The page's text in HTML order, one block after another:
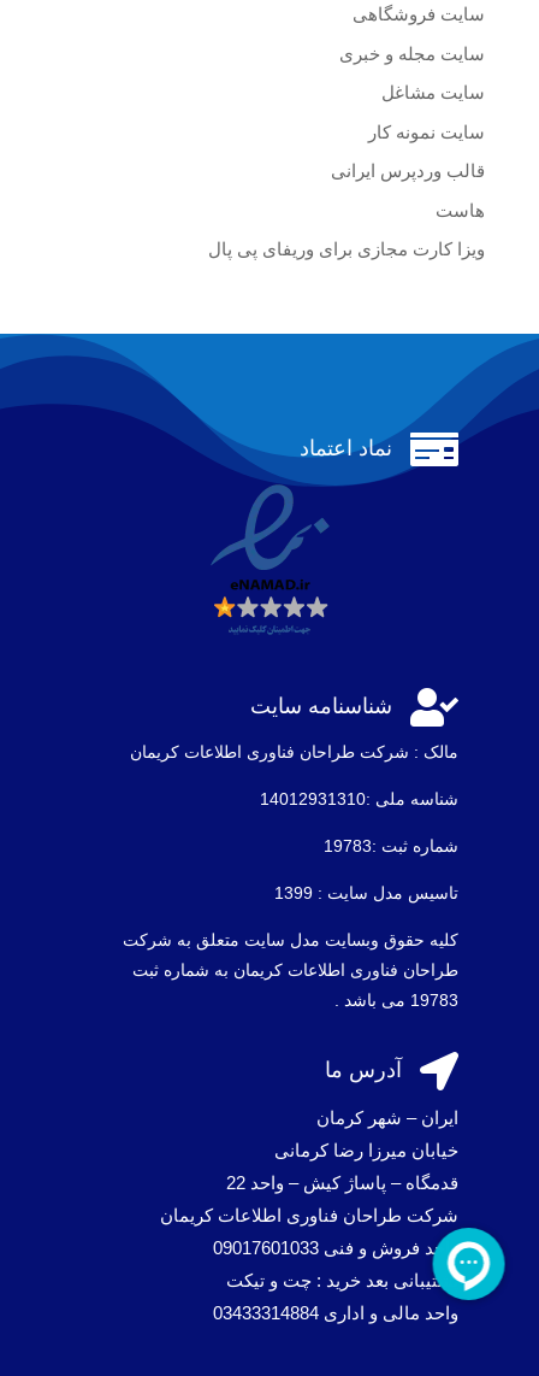
سایت فروشگاهی
سایت مجله و خبری
سایت مشاغل
سایت نمونه کار
قالب وردپرس ایرانی
هاست
ویزا کارت مجازی برای وریفای پی پال
 نماد اعتماد
 شناسنامه سایت
مالک : شرکت طراحان فناوری اطلاعات كريمان
شناسه ملی :14012931310
شماره ثبت :19783
تاسیس مدل سایت : 1399
کلیه حقوق وبسایت مدل سایت متعلق به شرکت
طراحان فناوری اطلاعات کریمان به شماره ثبت
19783 می باشد .
 آدرس ما
ایران – شهر کرمان
خیابان میرزا رضا کرمانی
قدمگاه – پاساژ کیش – واحد 22
شرکت طراحان فناوری اطلاعات کریمان
واحد فروش و فنی 09017601033
پشتیبانی بعد خرید : چت و تیکت
واحد مالی و اداری 03433314884